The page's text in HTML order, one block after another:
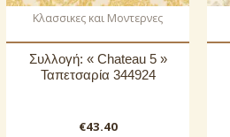
Κλασσικες και Μοντερνες
Συλλογή: « Chateau 5 »
Ταπετσαρία 344924
€43.40